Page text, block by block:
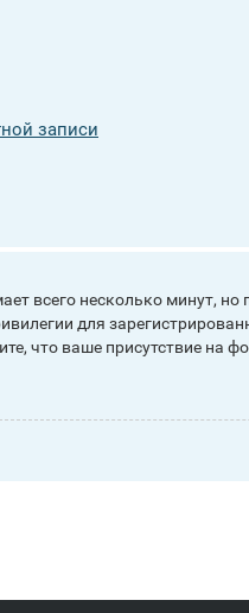
записи
всего несколько минут,
для
что ваше присутствие на